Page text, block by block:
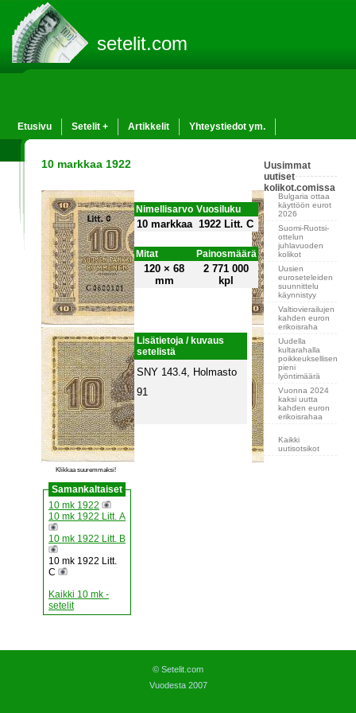
setelit.com
Etusivu Setelit + Artikkelit Yhteystiedot ym.
10 markkaa 1922
Klikkaa suuremmaksi!
Samankaltaiset
10 mk 1922
10 mk 1922 Litt. A
10 mk 1922 Litt. B
10 mk 1922 Litt.
C
Kaikki 10 mk -
setelit
Nimellisarvo Vuosiluku
10 markkaa 1922 Litt. C
Mitat Painosmäärä
120 × 68
mm
2 771 000
kpl
Lisätietoja / kuvaus
setelistä
SNY 143.4, Holmasto
91
Uusimmat
uutiset
kolikot.comissa
Bulgaria ottaa
käyttöön eurot
2026
Suomi-Ruotsi-
ottelun
juhlavuoden
kolikot
Uusien
euroseteleiden
suunnittelu
käynnistyy
Valtiovierailujen
kahden euron
erikoisraha
Uudella
kultarahalla
poikkeuksellisen
pieni
lyöntimäärä
Vuonna 2024
kaksi uutta
kahden euron
erikoisrahaa
Kaikki
uutisotsikot
© Setelit.com
Vuodesta 2007